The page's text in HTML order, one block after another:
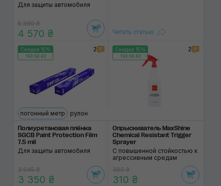
Для защиты автомобиля
5 380 ₴
4 570 ₴ Читать статью
Скидка 15%
193:56:41
2
погонный метр рулон
Полиуретановая плёнка
SGCB Paint Protection Film
7.5 mil
Для защиты автомобиля
3 945 ₴
3 350 ₴
Скидка 15%
193:56:41
2
Опрыскиватель MaxShine
Chemical Resistant Trigger
Sprayer
С повышенной стойкостью к
агрессивным средам
360 ₴
310 ₴